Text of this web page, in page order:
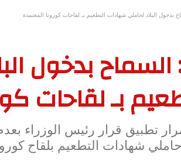
بدخول البلاد لحاملي شهادات التطعيم بـ لقاحات كورونا المعتمدة
بدخول
بـ لقاحات
تطبيق قرار رئيس الوزراء